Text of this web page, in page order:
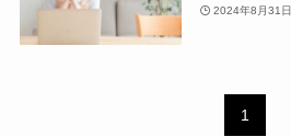
2024年8月31日
1